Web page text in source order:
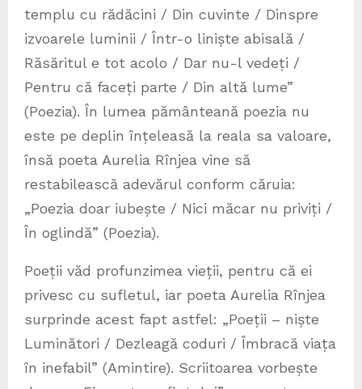
templu cu rădăcini / Din cuvinte / Dinspre
izvoarele luminii / Într-o liniște abisală /
Răsăritul e tot acolo / Dar nu-l vedeți /
Pentru că faceți parte / Din altă lume”
(Poezia). În lumea pământeană poezia nu
este pe deplin înțeleasă la reala sa valoare,
însă poeta Aurelia Rînjea vine să
restabilească adevărul conform căruia:
„Poezia doar iubește / Nici măcar nu priviți /
În oglindă” (Poezia).
Poeții văd profunzimea vieții, pentru că ei
privesc cu sufletul, iar poeta Aurelia Rînjea
surprinde acest fapt astfel: „Poeții – niște
Luminători / Dezleagă coduri / Îmbracă viața
în inefabil” (Amintire). Scriitoarea vorbește